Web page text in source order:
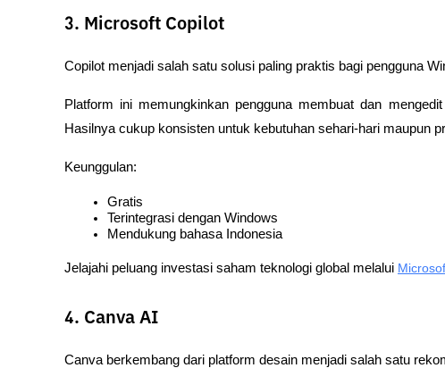
3. Microsoft Copilot
Copilot menjadi salah satu solusi paling praktis bagi pengguna
Platform ini memungkinkan pengguna membuat dan
Hasilnya cukup konsisten untuk kebutuhan sehari-hari maupun
Keunggulan:
Gratis
Terintegrasi dengan Windows
Mendukung bahasa Indonesia
Jelajahi peluang investasi saham teknologi global melalui
4. Canva AI
Canva berkembang dari platform desain menjadi salah satu